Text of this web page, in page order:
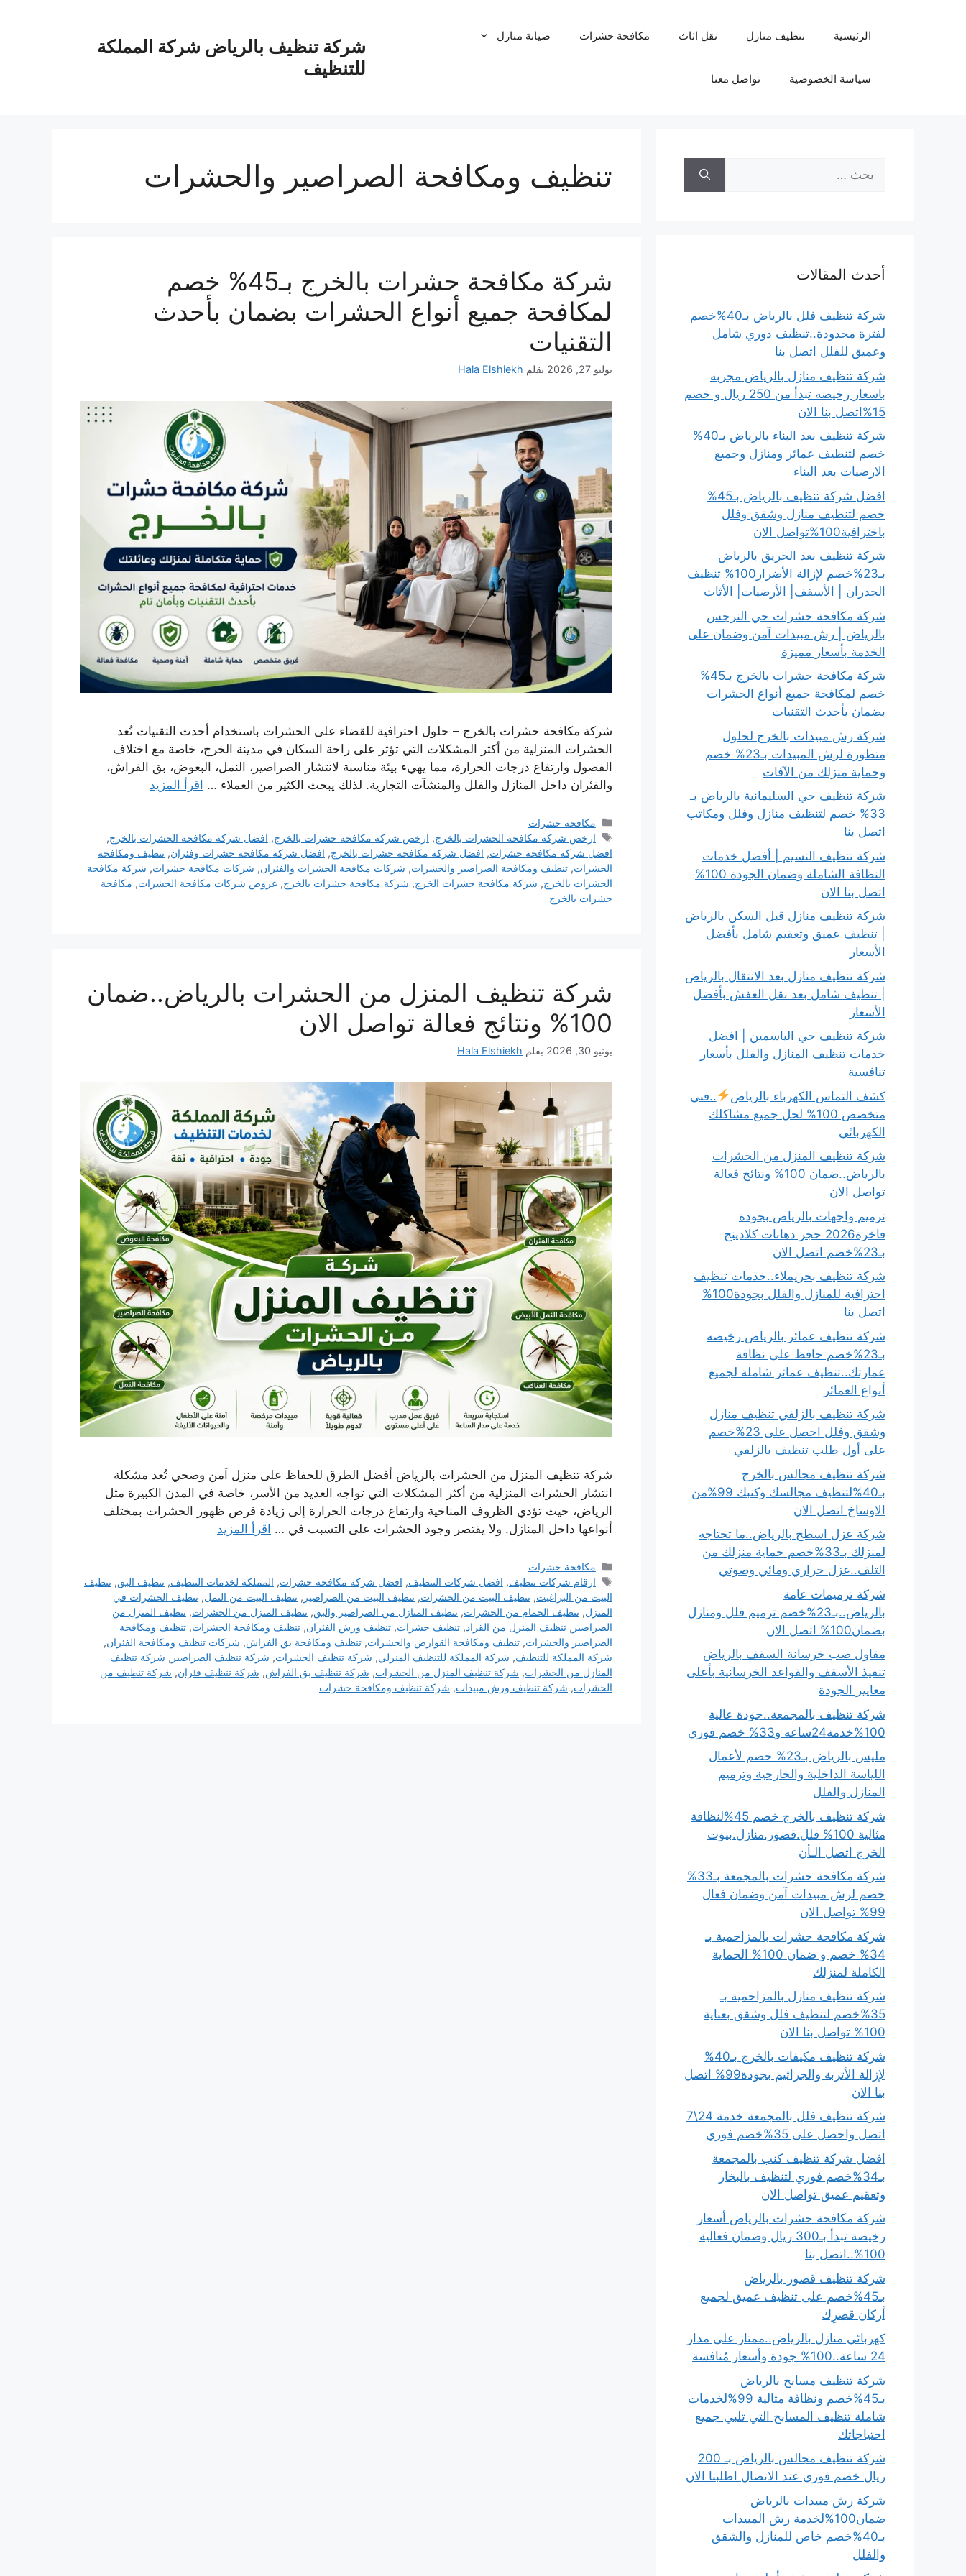
شركة تنظيف بالرياض شركة المملكة
للتنظيف
الرئيسية تنظيف منازل نقل اثاث مكافحة حشرات صيانة منازل
سياسة الخصوصية تواصل معنا
تنظيف ومكافحة الصراصير والحشرات
شركة مكافحة حشرات بالخرج بـ45% خصم
لمكافحة جميع أنواع الحشرات بضمان بأحدث
التقنيات
يوليو 27, 2026 بقلم Hala Elshiekh
شركة مكافحة حشرات بالخرج – حلول احترافية للقضاء على الحشرات باستخدام أحدث التقنيات تُعد
الحشرات المنزلية من أكثر المشكلات التي تؤثر على راحة السكان في مدينة الخرج، خاصة مع اختلاف
الفصول وارتفاع درجات الحرارة، مما يهيء بيئة مناسبة لانتشار الصراصير، النمل، البعوض، بق الفراش،
والفئران داخل المنازل والفلل والمنشآت التجارية. لذلك يبحث الكثير من العملاء … اقرأ المزيد
التصنيفات
مكافحة حشرات
الوسوم
ارخص شركة مكافحة الحشرات بالخرج, ارخص شركة مكافحة حشرات بالخرج, افضل شركة مكافحة الحشرات بالخرج,
افضل شركة مكافحة حشرات, افضل شركة مكافحة حشرات بالخرج, افضل شركة مكافحة حشرات وفئران, تنظيف ومكافحة
الحشرات, تنظيف ومكافحة الصراصير والحشرات, شركات مكافحة الحشرات والفئران, شركات مكافحة حشرات, شركة مكافحة
الحشرات بالخرج, شركة مكافحة حشرات الخرج, شركة مكافحة حشرات بالخرج, عروض شركات مكافحة الحشرات, مكافحة
حشرات بالخرج
شركة تنظيف المنزل من الحشرات بالرياض..ضمان
100% ونتائج فعالة تواصل الان
يونيو 30, 2026 بقلم Hala Elshiekh
شركة تنظيف المنزل من الحشرات بالرياض أفضل الطرق للحفاظ على منزل آمن وصحي تُعد مشكلة
انتشار الحشرات المنزلية من أكثر المشكلات التي تواجه العديد من الأسر، خاصة في المدن الكبيرة مثل
الرياض، حيث تؤدي الظروف المناخية وارتفاع درجات الحرارة إلى زيادة فرص ظهور الحشرات بمختلف
أنواعها داخل المنازل. ولا يقتصر وجود الحشرات على التسبب في … اقرأ المزيد
التصنيفات
مكافحة حشرات
الوسوم
ارقام شركات تنظيف, افضل شركات التنظيف, افضل شركة مكافحة حشرات, المملكة لخدمات التنظيف,تنظيف البق,تنظيف
البيت من البراغيث, تنظيف البيت من الحشرات, تنظيف البيت من الصراصير , تنظيف البيت من النمل, تنظيف الحشرات في
المنزل, تنظيف الحمام من الحشرات, تنظيف المنازل من الصراصير والبق, تنظيف المنزل من الحشرات, تنظيف المنزل من
الصراصير , تنظيف المنزل من القراد, تنظيف حشرات, تنظيف ورش الفئران, تنظيف ومكافحة الحشرات, تنظيف ومكافحة
الصراصير والحشرات, تنظيف ومكافحة القوارض والحشرات, تنظيف ومكافحة بق الفراش, شركات تنظيف ومكافحة الفئران,
شركة المملكة للتنظيف, شركة المملكة للتنظيف المنزلي, شركة تنظيف الحشرات, شركة تنظيف الصراصير , شركة تنظيف
المنازل من الحشرات, شركة تنظيف المنزل من الحشرات, شركة تنظيف بق الفراش, شركة تنظيف فئران, شركة تنظيف من
الحشرات, شركة تنظيف ورش مبيدات, شركة تنظيف ومكافحة حشرات
عن:
أحدث المقالات
شركة تنظيف فلل بالرياض بـ40%خصم
لفترة محدودة..تنظيف دوري شامل
وعميق للفلل اتصل بنا
شركة تنظيف منازل بالرياض مجربه
باسعار رخيصه تبدأ من 250 ريال و خصم
15%اتصل بنا الان
شركة تنظيف بعد البناء بالرياض بـ40%
خصم لتنظيف عمائر ومنازل وجميع
الارضيات بعد البناء
افضل شركة تنظيف بالرياض بـ45%
خصم لتنظيف منازل وشقق وفلل
باخترافية100%تواصل الان
شركة تنظيف بعد الحريق بالرياض
بـ23%خصم لإزالة الأضرار100% تنظيف
الجدران | الأسقف| الأرضيات| الأثاث
شركة مكافحة حشرات حي النرجس
بالرياض | رش مبيدات آمن وضمان على
الخدمة بأسعار مميزة
شركة مكافحة حشرات بالخرج بـ45%
خصم لمكافحة جميع أنواع الحشرات
بضمان بأحدث التقنيات
شركة رش مبيدات بالخرج لحلول
متطورة لرش المبيدات بـ23% خصم
وحماية منزلك من الآفات
شركة تنظيف حي السليمانية بالرياض بـ
33% خصم لتنظيف منازل وفلل ومكاتب
اتصل بنا
شركة تنظيف النسيم | أفضل خدمات
النظافة الشاملة وضمان الجودة 100%
اتصل بنا الان
شركة تنظيف منازل قبل السكن بالرياض
| تنظيف عميق وتعقيم شامل بأفضل
الأسعار
شركة تنظيف منازل بعد الانتقال بالرياض
| تنظيف شامل بعد نقل العفش بأفضل
الأسعار
شركة تنظيف حي الياسمين | افضل
خدمات تنظيف المنازل والفلل بأسعار
تنافسية
كشف التماس الكهرباء بالرياض
..فني
متخصص 100% لحل جميع مشاكلك
الكهربائي
شركة تنظيف المنزل من الحشرات
بالرياض..ضمان 100% ونتائج فعالة
تواصل الان
ترميم واجهات بالرياض بجودة
فاخرة2026 حجر دهانات كلادينج
بـ23%خصم اتصل الان
شركة تنظيف بحريملاء..خدمات تنظيف
احترافية للمنازل والفلل بجودة100%
اتصل بنا
شركة تنظيف عمائر بالرياض رخيصه
بـ23%خصم حافظ على نظافة
عمارتك..تنظيف عمائر شاملة لجميع
أنواع العمائر
شركة تنظيف بالزلفي تنظيف منازل
وشقق وفلل احصل على 23%خصم
على أول طلب تنظيف بالزلفي
شركة تنظيف مجالس بالخرج
بـ40%لتنظيف مجالسك وكنبك 99%من
الاوساخ اتصل الان
شركة عزل اسطح بالرياض..ما تحتاجه
لمنزلك بـ33%خصم حماية منزلك من
التلف..عزل حراري ومائي وصوتي
شركة ترميمات عامة
بالرياض..بـ23%خصم ترميم فلل ومنازل
بضمان100% اتصل الان
مقاول صب خرسانة السقف بالرياض
تنفيذ الأسقف والقواعد الخرسانية بأعلى
معايير الجودة
شركة تنظيف بالمجمعة..جودة عالية
100%خدمة24ساعه و33% خصم فوري
مليس بالرياض بـ23% خصم لأعمال
اللياسة الداخلية والخارجية وترميم
المنازل والفلل
شركة تنظيف بالخرج خصم 45%لنظافة
مثالية 100% فلل.قصور.منازل.بيوت
الخرج اتصل الـأن
شركة مكافحة حشرات بالمجمعة بـ33%
خصم لرش مبيدات آمن وضمان فعال
99% تواصل الان
شركة مكافحة حشرات بالمزاحمية بـ
34% خصم و ضمان 100% الحماية
الكاملة لمنزلك
شركة تنظيف منازل بالمزاحمية بـ
35%خصم لتنظيف فلل وشقق بعناية
100% تواصل بنا الان
شركة تنظيف مكيفات بالخرج بـ40%
لإزالة الأتربة والجراثيم بجودة99% اتصل
بنا الان
شركة تنظيف فلل بالمجمعة خدمة 24\7
اتصل واحصل على 35%خصم فوري
افضل شركة تنظيف كنب بالمجمعة
بـ34%خصم فوري لتنظيف بالبخار
وتعقيم عميق تواصل الان
شركة مكافحة حشرات بالرياض أسعار
رخيصة تبدأ بـ300 ريال وضمان فعالية
100%..اتصل بنا
شركة تنظيف قصور بالرياض
بـ45%خصم على تنظيف عميق لجميع
أركان قصرِك
كهربائي منازل بالرياض..ممتاز على مدار
24 ساعة..100% جودة وأسعار مُنافسة
شركة تنظيف مسابح بالرياض
بـ45%خصم ونظافة مثالية 99%لخدمات
شاملة تنظيف المسابح التي تلبي جميع
احتياجاتك
شركة تنظيف مجالس بالرياض بـ 200
ريال خصم فوري عند الاتصال اطلبنا الان
شركة رش مبيدات بالرياض
ضمان100%لخدمة رش المبيدات
بـ40%خصم خاص للمنازل والشقق
والفلل